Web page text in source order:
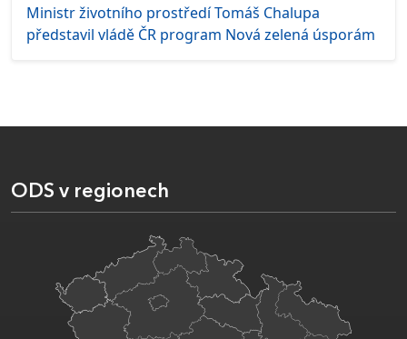
Ministr životního prostředí Tomáš Chalupa
představil vládě ČR program Nová zelená úsporám
ODS v regionech